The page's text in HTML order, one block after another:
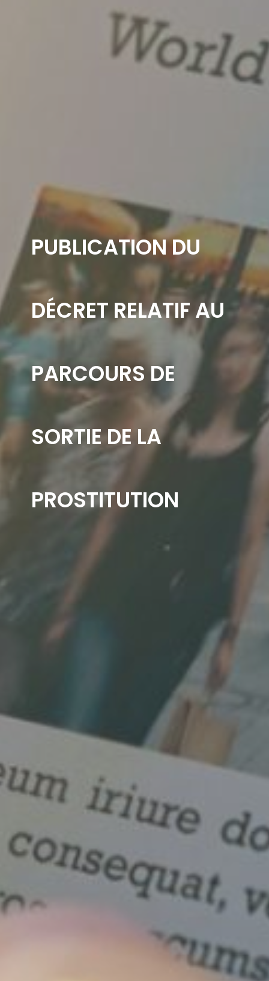
PUBLICATION DU
DÉCRET RELATIF AU
PARCOURS DE
SORTIE DE LA
PROSTITUTION